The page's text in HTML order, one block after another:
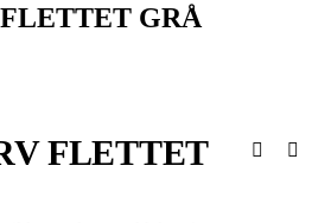
GRÅ
FLETTET